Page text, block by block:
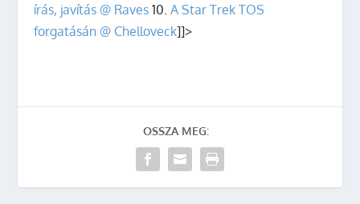
írás, javítás @ Raves 10.A Star Trek TOS
forgatásán @ Chelloveck]]>
OSSZA MEG: